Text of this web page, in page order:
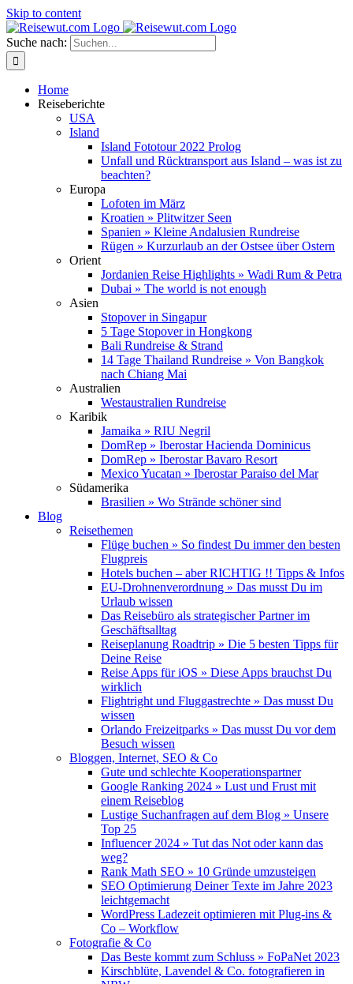
Skip to content
Suche nach:
Home
Reiseberichte
USA
Island
Island Fototour 2022 Prolog
Unfall und Rücktransport aus Island – was ist zu
beachten?
Europa
Lofoten im März
Kroatien » Plitwitzer Seen
Spanien » Kleine Andalusien Rundreise
Rügen » Kurzurlaub an der Ostsee über Ostern
Orient
Jordanien Reise Highlights » Wadi Rum & Petra
Dubai » The world is not enough
Asien
Stopover in Singapur
5 Tage Stopover in Hongkong
Bali Rundreise & Strand
14 Tage Thailand Rundreise » Von Bangkok
nach Chiang Mai
Australien
Westaustralien Rundreise
Karibik
Jamaika » RIU Negril
DomRep » Iberostar Hacienda Dominicus
DomRep » Iberostar Bavaro Resort
Mexico Yucatan » Iberostar Paraiso del Mar
Südamerika
Brasilien » Wo Strände schöner sind
Blog
Reisethemen
Flüge buchen » So findest Du immer den besten
Flugpreis
Hotels buchen – aber RICHTIG !! Tipps & Infos
EU-Drohnenverordnung » Das musst Du im
Urlaub wissen
Das Reisebüro als strategischer Partner im
Geschäftsalltag
Reiseplanung Roadtrip » Die 5 besten Tipps für
Deine Reise
Reise Apps für iOS » Diese Apps brauchst Du
wirklich
Flightright und Fluggastrechte » Das musst Du
wissen
Orlando Freizeitparks » Das musst Du vor dem
Besuch wissen
Bloggen, Internet, SEO & Co
Gute und schlechte Kooperationspartner
Google Ranking 2024 » Lust und Frust mit
einem Reiseblog
Lustige Suchanfragen auf dem Blog » Unsere
Top 25
Influencer 2024 » Tut das Not oder kann das
weg?
Rank Math SEO » 10 Gründe umzusteigen
SEO Optimierung Deiner Texte im Jahre 2023
leichtgemacht
WordPress Ladezeit optimieren mit Plug-ins &
Co – Workflow
Fotografie & Co
Das Beste kommt zum Schluss » FoPaNet 2023
Kirschblüte, Lavendel & Co. fotografieren in